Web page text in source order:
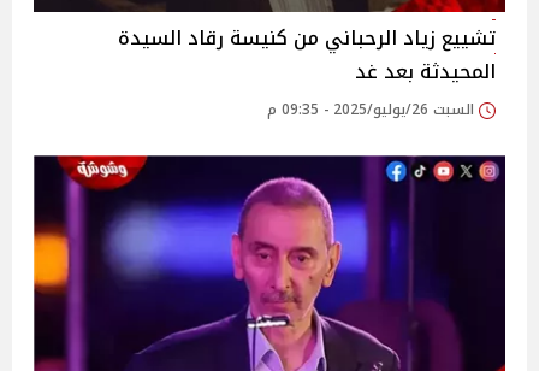
تشييع زياد الرحباني من كنيسة رقاد السيدة
المحيدثة بعد غد
السبت 26/يوليو/2025 - 09:35 م